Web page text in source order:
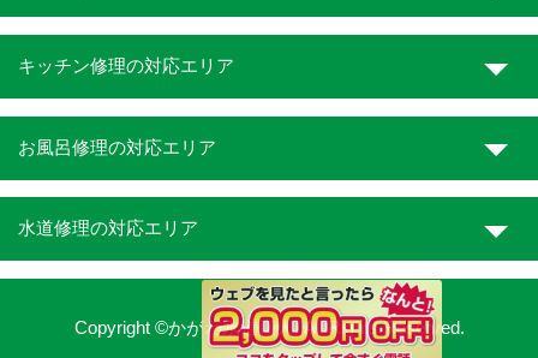
キッチン修理の対応エリア
お風呂修理の対応エリア
水道修理の対応エリア
Copyright ©かがわ水道職人. All Rights Reserved.